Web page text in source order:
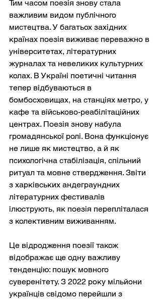
Тим часом поезія знову стала
важливим видом публічного
мистецтва. У багатьох західних
країнах поезія виживає переважно в
університетах, літературних
журналах та невеликих культурних
колах. В Україні поетичні читання
тепер відбуваються в
бомбосховищах, на станціях метро, у
кафе та військово-реабілітаційних
центрах. Поезія знову набула
громадянської ролі. Вона функціонує
не лише як мистецтво, а й як
психологічна стабілізація, спільний
ритуал та мовне ствердження. Звіти
з харківських андеграундних
літературних фестивалів
ілюструють, як поезія перепліталася
з колективним виживанням.
Це відродження поезії також
відображає ще одну важливу
тенденцію: пошук мовного
суверенітету. З 2022 року мільйони
українців свідомо перейшли з